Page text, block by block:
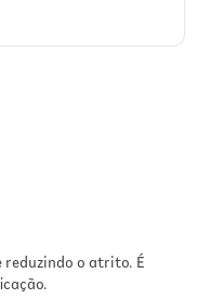
o atrito. É